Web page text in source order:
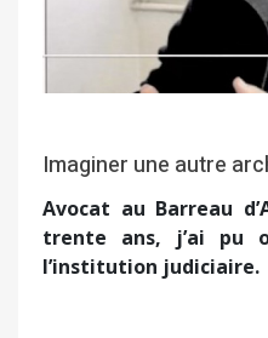
Imaginer une autre
Avocat au Barreau
trente ans, j’ai pu
l’institution judiciaire.